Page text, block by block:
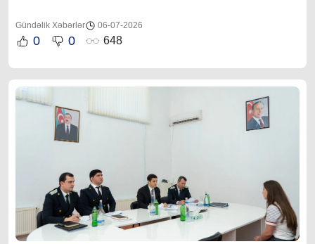
Gündəlik Xəbərlər 06-07-2026
0 0 648